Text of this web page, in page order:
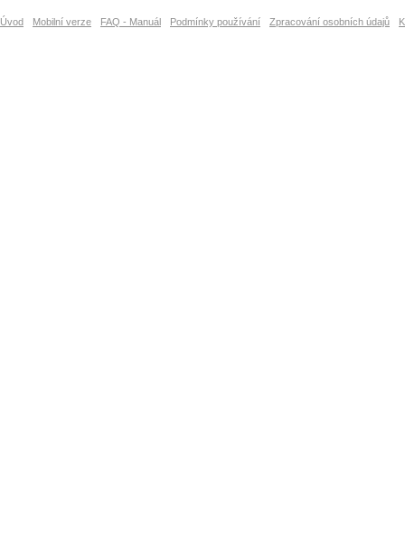
Úvod Mobilní verze FAQ - Manuál Podmínky používání Zpracování osobních údajů